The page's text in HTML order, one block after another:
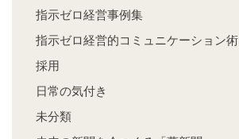
指示ゼロ経営事例集
指示ゼロ経営的コミュニケーション術
採用
日常の気付き
未分類